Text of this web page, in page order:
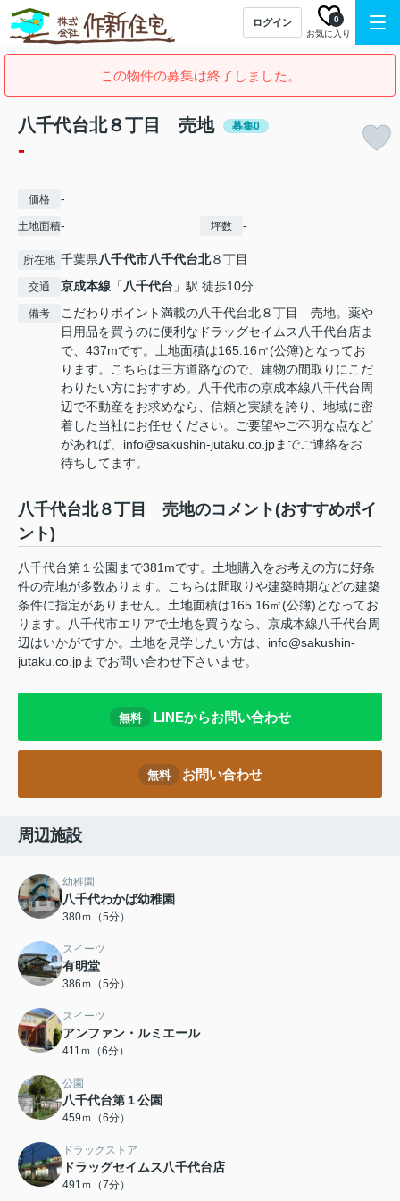
ログイン
お気に入り
0
この物件の募集は終了しました。
八千代台北８丁目 売地 募集0
-
価格 -
土地面積- 坪数 -
所在地 千葉県八千代市八千代台北８丁目
交通 京成本線 「 八千代台 」駅 徒歩10分
備考
こだわりポイント満載の八千代台北８丁目 売地。薬や
日用品を買うのに便利なドラッグセイムス八千代台店ま
で、437mです。土地面積は165.16㎡(公簿)となってお
ります。こちらは三方道路なので、建物の間取りにこだ
わりたい方におすすめ。八千代市の京成本線八千代台周
辺で不動産をお求めなら、信頼と実績を誇り、地域に密
着した当社にお任せください。ご要望やご不明な点など
があれば、info@sakushin-jutaku.co.jpまでご連絡をお
待ちしてます。
八千代台北８丁目 売地のコメント(おすすめポイ
ント)
八千代台第１公園まで381mです。土地購入をお考えの方に好条
件の売地が多数あります。こちらは間取りや建築時期などの建築
条件に指定がありません。土地面積は165.16㎡(公簿)となってお
ります。八千代市エリアで土地を買うなら、京成本線八千代台周
辺はいかがですか。土地を見学したい方は、info@sakushin-
jutaku.co.jpまでお問い合わせ下さいませ。
無料 LINEからお問い合わせ
無料 お問い合わせ
周辺施設
幼稚園
八千代わかば幼稚園
380ｍ（5分）
スイーツ
有明堂
386ｍ（5分）
スイーツ
アンファン・ルミエール
411ｍ（6分）
公園
八千代台第１公園
459ｍ（6分）
ドラッグストア
ドラッグセイムス八千代台店
491ｍ（7分）